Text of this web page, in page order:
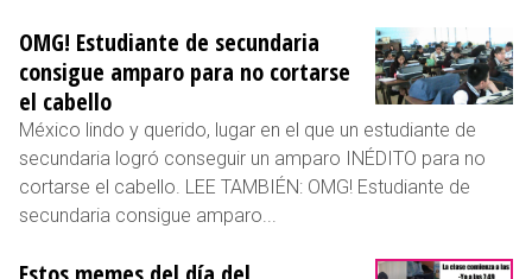
OMG! Estudiante de secundaria
consigue amparo para no cortarse
el cabello
México lindo y querido, lugar en el que un estudiante de
secundaria logró conseguir un amparo INÉDITO para no
cortarse el cabello. LEE TAMBIÉN: OMG! Estudiante de
secundaria consigue amparo...